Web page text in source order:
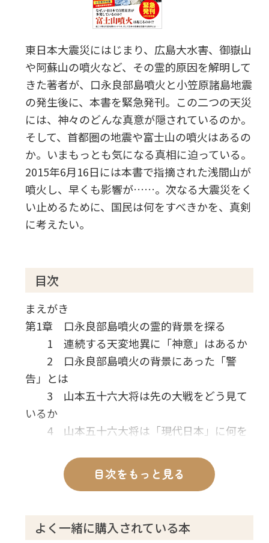
東日本大震災にはじまり、広島大水害、御嶽山
や阿蘇山の噴火など、その霊的原因を解明して
きた著者が、口永良部島噴火と小笠原諸島地震
の発生後に、本書を緊急発刊。この二つの天災
には、神々のどんな真意が隠されているのか。
そして、首都圏の地震や富士山の噴火はあるの
か。いまもっとも気になる真相に迫っている。
2015年6月16日には本書で指摘された浅間山が
噴火し、早くも影響が……。次なる大震災をく
い止めるために、国民は何をすべきかを、真剣
に考えたい。
目次
まえがき
第1章 口永良部島噴火の霊的背景を探る
1 連続する天変地異に「神意」はあるか
2 口永良部島噴火の背景にあった「警
告」とは
3 山本五十六大将は先の大戦をどう見て
いるか
4 山本五十六大将は「現代日本」に何を
5 山本五十六大将はどのような「神」か
第2章 小笠原沖地震の霊的背景を探る
霊存在を招霊する
2 神々は現代の日本人に何を迫っている
目次をもっと見る
よく一緒に購入されている本